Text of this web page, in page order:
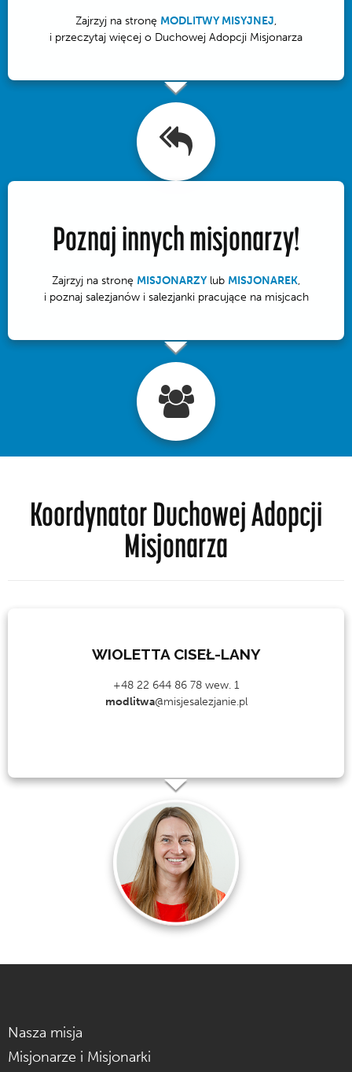
Zajrzyj na stronę MODLITWY MISYJNEJ,
i przeczytaj więcej o Duchowej Adopcji Misjonarza
Poznaj innych misjonarzy!
Zajrzyj na stronę MISJONARZY lub MISJONAREK,
i poznaj salezjanów i salezjanki pracujące na misjcach
Koordynator Duchowej Adopcji
Misjonarza
WIOLETTA CISEŁ-LANY
+48 22 644 86 78 wew. 1
modlitwa@misjesalezjanie.pl
Nasza misja
Misjonarze i Misjonarki